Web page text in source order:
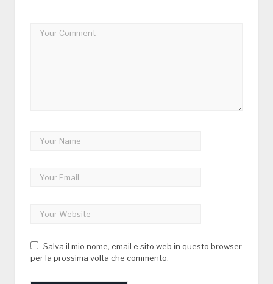
Salva il mio nome, email e sito web in questo browser
per la prossima volta che commento.